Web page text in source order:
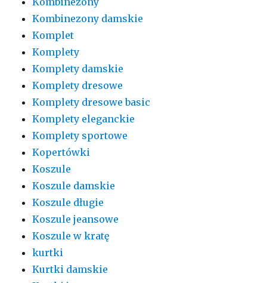
Kombinezony damskie
Komplet
Komplety
Komplety damskie
Komplety dresowe
Komplety dresowe basic
Komplety eleganckie
Komplety sportowe
Kopertówki
Koszule
Koszule damskie
Koszule długie
Koszule jeansowe
Koszule w kratę
kurtki
Kurtki damskie